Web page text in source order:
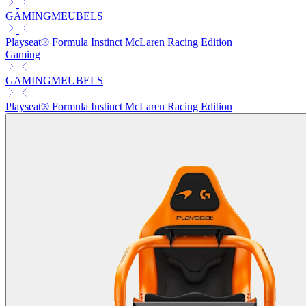
GAMINGMEUBELS
Playseat® Formula Instinct McLaren Racing Edition
Gaming
GAMINGMEUBELS
Playseat® Formula Instinct McLaren Racing Edition